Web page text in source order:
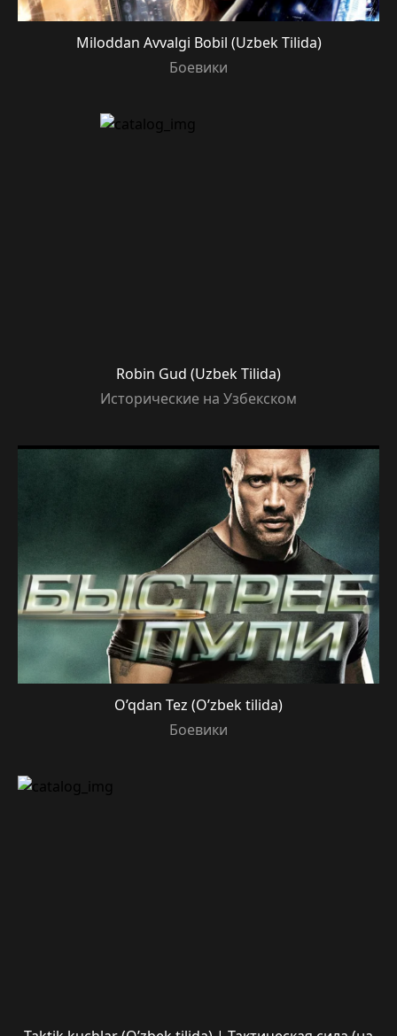
Miloddan Avvalgi Bobil (Uzbek Tilida)
Боевики
Robin Gud (Uzbek Tilida)
Исторические на Узбекском
O’qdan Tez (O’zbek tilida)
Боевики